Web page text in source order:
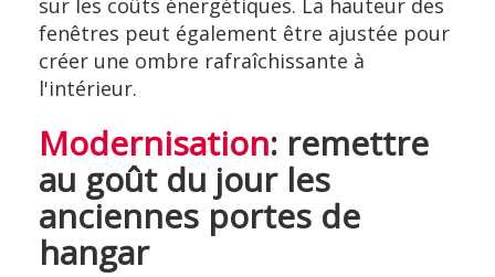
sur les coûts énergétiques. La hauteur des
fenêtres peut également être ajustée pour
créer une ombre rafraîchissante à
l'intérieur.
Modernisation: remettre
au goût du jour les
anciennes portes de
hangar